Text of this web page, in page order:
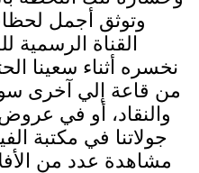
وتوثق أجمل
القناة الرسمية
نخسره أثناء سعينا
من قاعة إلي آخرى
والنقاد، أو في
جولاتنا في مكتبة
مشاهدة عدد من